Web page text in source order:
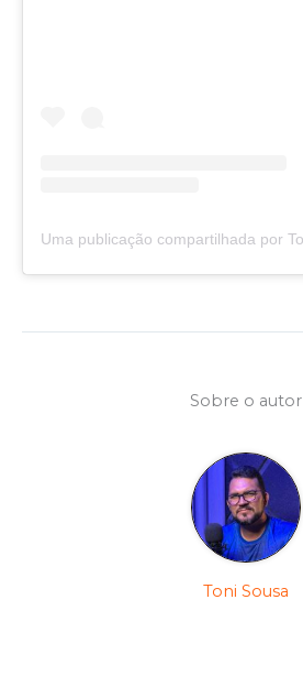
Sobre o autor
Toni Sousa